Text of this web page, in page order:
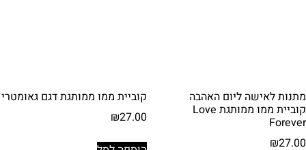
מתנות לאישה ליום האהבה
קוביית ממו ממותגת Love
Forever
₪27.00
קוביית ממו ממותגת דגם גאומטרי
₪27.00